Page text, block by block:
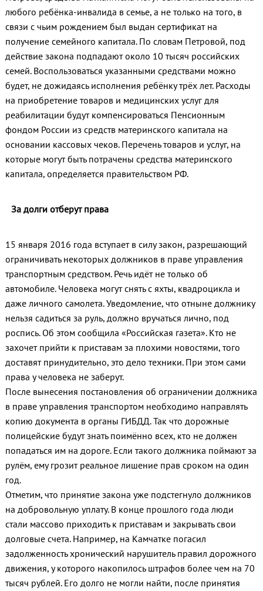
любого ребёнка-инвалида в семье, а не только на того, в
связи с чьим рождением был выдан сертификат на
получение семейного капитала. По словам Петровой, под
действие закона подпадают около 10 тысяч российских
семей. Воспользоваться указанными средствами можно
будет, не дожидаясь исполнения ребёнку трёх лет. Расходы
на приобретение товаров и медицинских услуг для
реабилитации будут компенсироваться Пенсионным
фондом России из средств материнского капитала на
основании кассовых чеков. Перечень товаров и услуг, на
которые могут быть потрачены средства материнского
капитала, определяется правительством РФ.
За долги отберут права
15 января 2016 года вступает в силу закон, разрешающий
ограничивать некоторых должников в праве управления
транспортным средством. Речь идёт не только об
автомобиле. Человека могут снять с яхты, квадроцикла и
даже личного самолета. Уведомление, что отныне должнику
нельзя садиться за руль, должно вручаться лично, под
роспись. Об этом сообщила «Российская газета». Кто не
захочет прийти к приставам за плохими новостями, того
доставят принудительно, это дело техники. При этом сами
права у человека не заберут.
После вынесения постановления об ограничении должника
в праве управления транспортом необходимо направлять
копию документа в органы ГИБДД. Так что дорожные
полицейские будут знать поимённо всех, кто не должен
попадаться им на дороге. Если такого должника поймают за
рулём, ему грозит реальное лишение прав сроком на один
год.
Отметим, что принятие закона уже подстегнуло должников
на добровольную уплату. В конце прошлого года люди
стали массово приходить к приставам и закрывать свои
долговые счета. Например, на Камчатке погасил
задолженность хронический нарушитель правил дорожного
движения, у которого накопилось штрафов более чем на 70
тысяч рублей. Его долго не могли найти, после принятия